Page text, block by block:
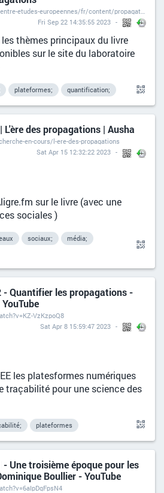
https://www.sciencespo.fr/centre-etudes-europeennes/fr/content/propagations-par-dominique-boullier.html
Fri Sep 22 14:35:55 2023
thèmes principaux du livre
sur le site du laboratoire
plateformes; quantification;
L'ère des propagations | Ausha
en-cours/l-ere-des-propagations
Sat Apr 15 12:32:22 2023
sur le livre (avec une
sociales )
sociaux;
média;
- Quantifier les propagations -
VzKzpoQ8
Sat Apr 8 15:59:47 2023
les platesformes numériques
traçabilité pour une science des
plateformes
Une troisième époque pour les
Boullier - YouTube